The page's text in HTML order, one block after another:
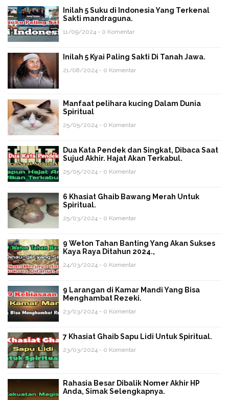
Inilah 5 Suku di Indonesia Yang Terkenal
Sakti mandraguna.
11/09/2024 - 0 Komentar
Inilah 5 Kyai Paling Sakti Di Tanah Jawa.
21/08/2024 - 0 Komentar
Manfaat pelihara kucing Dalam Dunia
Spiritual
25/05/2024 - 0 Komentar
Dua Kata Pendek dan Singkat, Dibaca Saat
Sujud Akhir. Hajat Akan Terkabul.
25/05/2024 - 0 Komentar
6 Khasiat Ghaib Bawang Merah Untuk
Spiritual.
25/03/2024 - 0 Komentar
9 Weton Tahan Banting Yang Akan Sukses
Kaya Raya Ditahun 2024.,
24/03/2024 - 0 Komentar
9 Larangan di Kamar Mandi Yang Bisa
Menghambat Rezeki.
23/03/2024 - 0 Komentar
7 Khasiat Ghaib Sapu Lidi Untuk Spiritual.
23/03/2024 - 0 Komentar
Rahasia Besar Dibalik Nomer Akhir HP
Anda, Simak Selengkapnya.